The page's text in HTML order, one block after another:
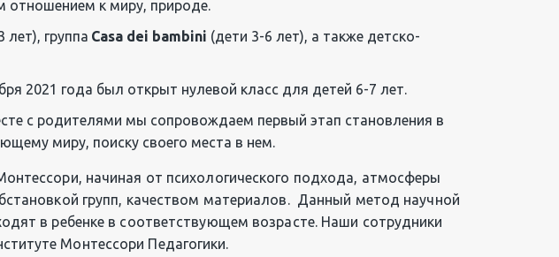
отношением к миру, природе.
лет), группа Casa dei bambini (дети 3-6 лет), а также детско-
2021 года был открыт нулевой класс для детей 6-7 лет.
с родителями мы сопровождаем первый этап становления в
миру, поиску своего места в нем.
начиная от психологического подхода, атмосферы
групп, качеством материалов.  Данный метод научной
в ребенке в соответствующем возрасте. Наши сотрудники
Монтессори Педагогики.